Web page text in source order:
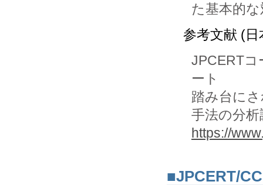
た基本的
参考文献 (日
JPCERTコ
ート
踏み台に
手法の分析
https://
■JPCERT/